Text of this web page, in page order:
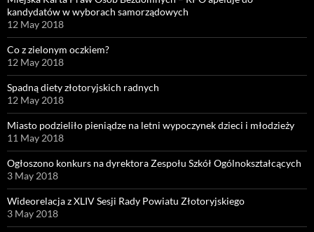
kandydatów w wyborach samorządowych
12 May 2018
Co z zielonym oczkiem?
12 May 2018
Spadną diety złotoryjskich radnych
12 May 2018
Miasto podzieliło pieniądze na letni wypoczynek dzieci i młodzieży
11 May 2018
Ogłoszono konkurs na dyrektora Zespołu Szkół Ogólnokształcących
3 May 2018
Wideorelacja z XLIV Sesji Rady Powiatu Złotoryjskiego
3 May 2018